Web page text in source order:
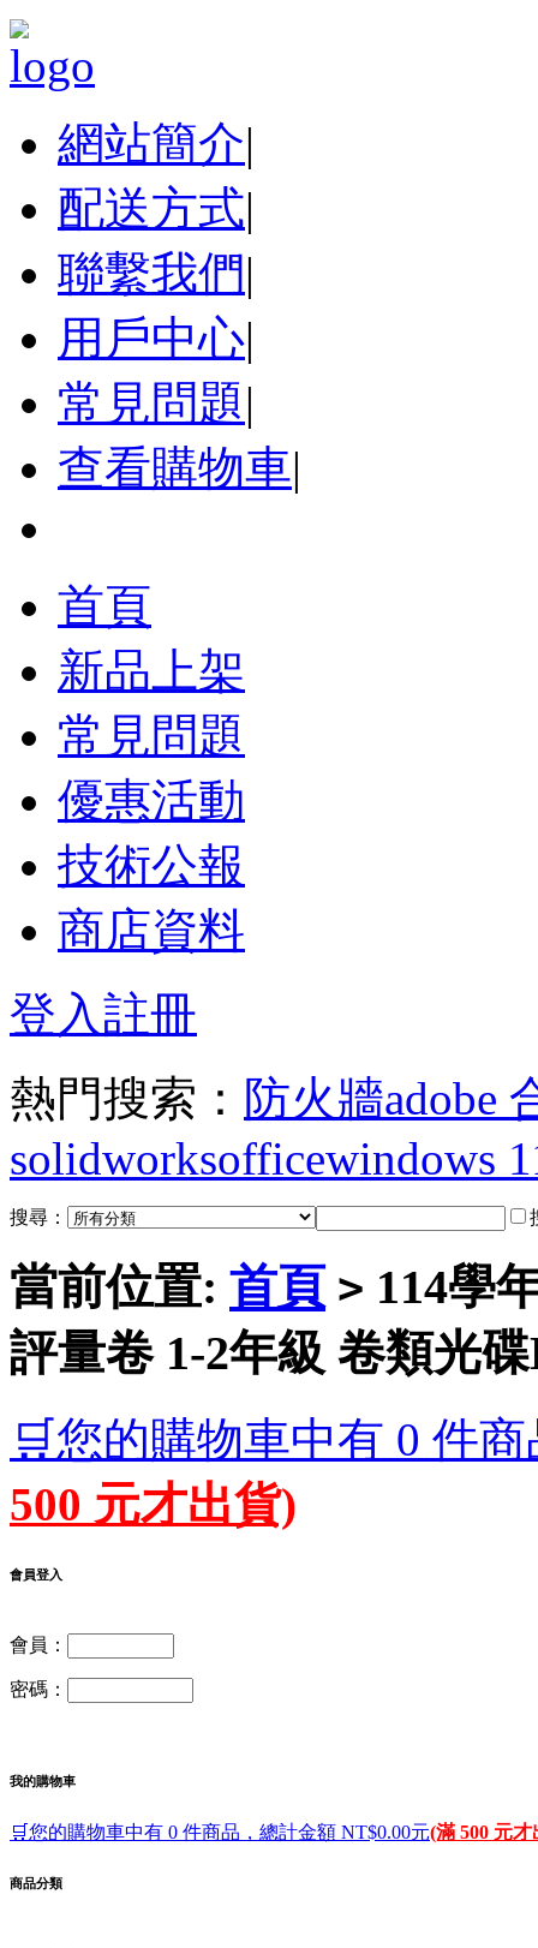
網站簡介|
配送方式|
聯繫我們|
用戶中心|
常見問題|
查看購物車|
首頁
新品上架
常見問題
優惠活動
技術公報
商店資料
登入註冊
熱門搜索： 防火牆adobe
solidworksofficewindows
搜尋：
當前位置: 首頁 > 114學
評量卷 1-2年級 卷類光
🛒您的購物車中有 0 件
500 元才出貨)
會員登入
會員：
密碼：
我的購物車
🛒您的購物車中有 0 件商品，總計金額 NT$0.00元(滿 500 元才
商品分類